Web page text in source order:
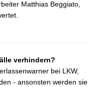
Matthias Beggiato,
verhindern?
bei LKW,
- ansonsten werden sie